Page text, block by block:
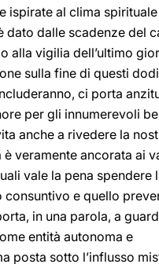
ispirate al clima
dato dalle scadenze del
alla vigilia dell’ultimo
sulla fine di questi
ci porta
per gli innumerevoli
anche a rivedere la
veramente ancorata ai
vale la pena spendere
consuntivo e quello
in una parola, a
entità autonoma e
posta sotto l’influsso